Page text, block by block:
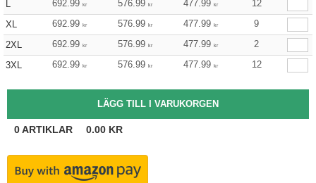
L
692.99 kr 576.99 kr 477.99 kr
12
XL
692.99 kr 576.99 kr 477.99 kr
9
2XL
692.99 kr 576.99 kr 477.99 kr
2
3XL
692.99 kr 576.99 kr 477.99 kr 12
0ARTIKLAR 0.00 KR